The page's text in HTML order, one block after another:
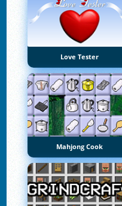
Love Tester
Mahjong Cook